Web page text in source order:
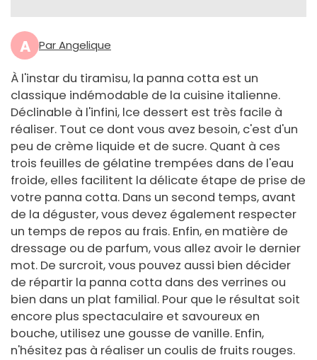
A Par Angelique
À l'instar du tiramisu, la panna cotta est un
classique indémodable de la cuisine italienne.
Déclinable à l'infini, lce dessert est très facile à
réaliser. Tout ce dont vous avez besoin, c'est d'un
peu de crème liquide et de sucre. Quant à ces
trois feuilles de gélatine trempées dans de l'eau
froide, elles facilitent la délicate étape de prise de
votre panna cotta. Dans un second temps, avant
de la déguster, vous devez également respecter
un temps de repos au frais. Enfin, en matière de
dressage ou de parfum, vous allez avoir le dernier
mot. De surcroit, vous pouvez aussi bien décider
de répartir la panna cotta dans des verrines ou
bien dans un plat familial. Pour que le résultat soit
encore plus spectaculaire et savoureux en
bouche, utilisez une gousse de vanille. Enfin,
n'hésitez pas à réaliser un coulis de fruits rouges.